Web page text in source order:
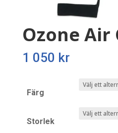
Ozone Air
1 050 kr
Färg
Storlek